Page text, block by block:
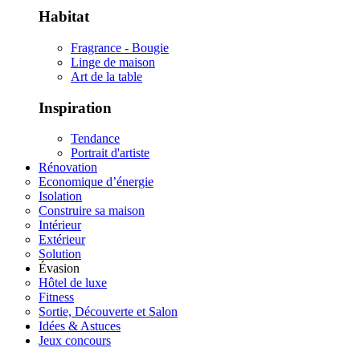
Habitat
Fragrance - Bougie
Linge de maison
Art de la table
Inspiration
Tendance
Portrait d'artiste
Rénovation
Economique d’énergie
Isolation
Construire sa maison
Intérieur
Extérieur
Solution
Évasion
Hôtel de luxe
Fitness
Sortie, Découverte et Salon
Idées & Astuces
Jeux concours